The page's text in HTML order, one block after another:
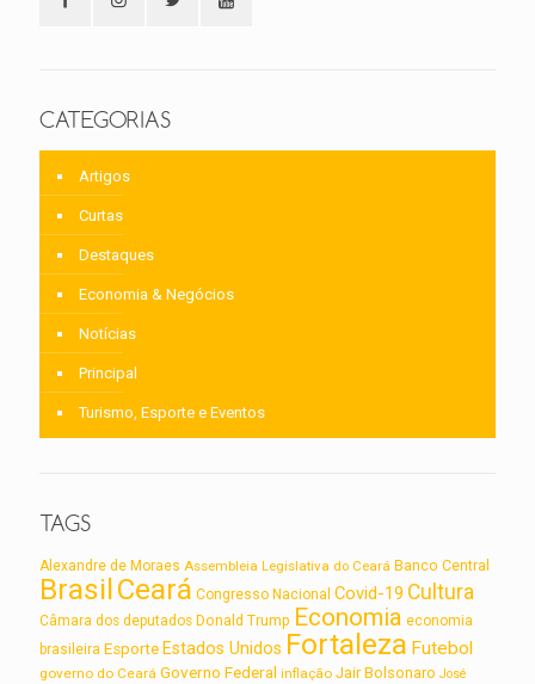
CATEGORIAS
Artigos
Curtas
Destaques
Economia & Negócios
Notícias
Principal
Turismo, Esporte e Eventos
TAGS
Alexandre de Moraes Assembleia Legislativa do Ceará Banco Central
BrasilCeará Congresso Nacional Covid-19 Cultura
Câmara dos deputados Donald Trump Economia economia
brasileira Esporte Estados Unidos Fortaleza Futebol
governo do Ceará Governo Federal inflação Jair Bolsonaro José